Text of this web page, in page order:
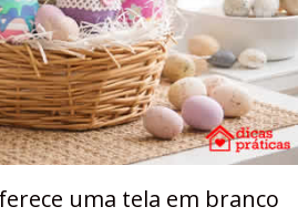
uma tela em branco